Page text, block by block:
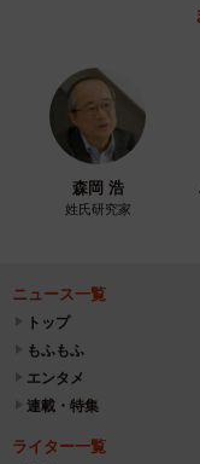
森岡 浩
姓氏研究家
ニュース一覧
トップ
もふもふ
エンタメ
連載・特集
ライター一覧